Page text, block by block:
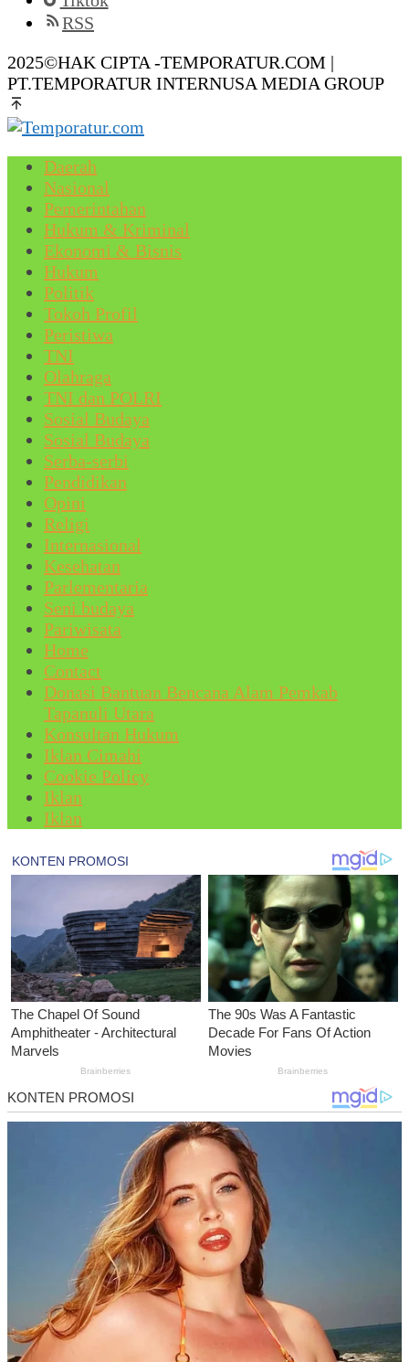
RSS
2025©HAK CIPTA -TEMPORATUR.COM |
PT.TEMPORATUR INTERNUSA MEDIA GROUP
Daerah
Nasional
Pemerintahan
Hukum & Kriminal
Ekonomi & Bisnis
Hukum
Politik
Tokoh Profil
Peristiwa
TNI
Olahraga
TNI dan POLRI
Sosial Budaya
Sosial Budaya
Serba-serbi
Pendidikan
Opini
Religi
Internasional
Kesehatan
Parlementaria
Seni budaya
Pariwisata
Home
Contact
Donasi Bantuan Bencana Alam Pemkab
Tapanuli Utara
Konsultan Hukum
Iklan Cimahi
Cookie Policy
Iklan
Iklan